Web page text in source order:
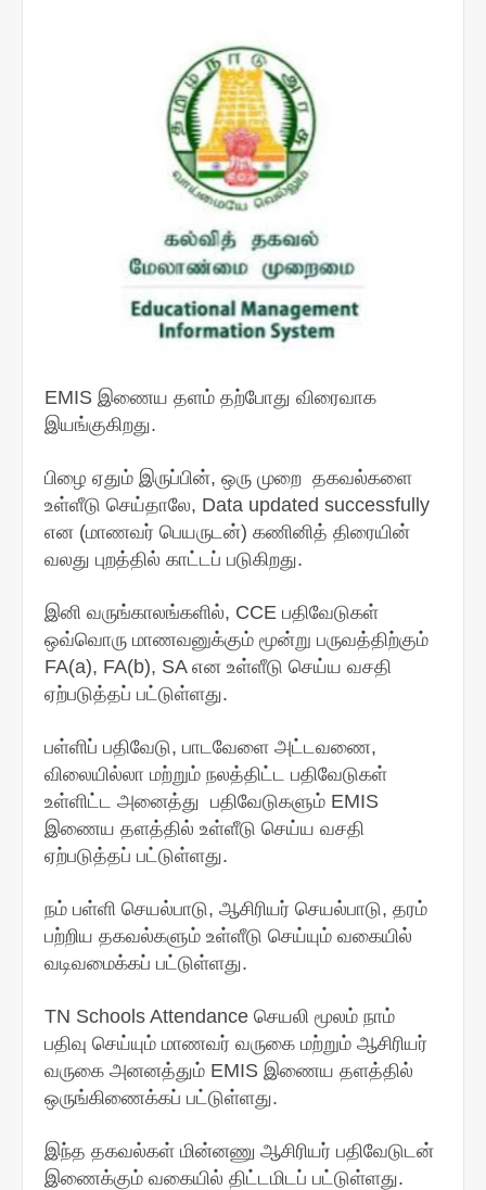
EMIS இணைய தளம் தற்போது விரைவாக
இயங்குகிறது.
பிழை ஏதும் இருப்பின், ஒரு முறை தகவல்களை
உள்ளீடு செய்தாலே, Data updated successfully
என (மாணவர் பெயருடன்) கணினித் திரையின்
வலது புறத்தில் காட்டப் படுகிறது.
இனி வருங்காலங்களில், CCE பதிவேடுகள்
ஒவ்வொரு மாணவனுக்கும் மூன்று பருவத்திற்கும்
FA(a), FA(b), SA என உள்ளீடு செய்ய வசதி
ஏற்படுத்தப் பட்டுள்ளது.
பள்ளிப் பதிவேடு, பாடவேளை அட்டவணை,
விலையில்லா மற்றும் நலத்திட்ட பதிவேடுகள்
உள்ளிட்ட அனைத்து பதிவேடுகளும் EMIS
இணைய தளத்தில் உள்ளீடு செய்ய வசதி
ஏற்படுத்தப் பட்டுள்ளது.
நம் பள்ளி செயல்பாடு, ஆசிரியர் செயல்பாடு, தரம்
பற்றிய தகவல்களும் உள்ளீடு செய்யும் வகையில்
வடிவமைக்கப் பட்டுள்ளது.
TN Schools Attendance செயலி மூலம் நாம்
பதிவு செய்யும் மாணவர் வருகை மற்றும் ஆசிரியர்
வருகை அனனத்தும் EMIS இணைய தளத்தில்
ஒருங்கிணைக்கப் பட்டுள்ளது.
இந்த தகவல்கள் மின்னணு ஆசிரியர் பதிவேடுடன்
இணைக்கும் வகையில் திட்டமிடப் பட்டுள்ளது.